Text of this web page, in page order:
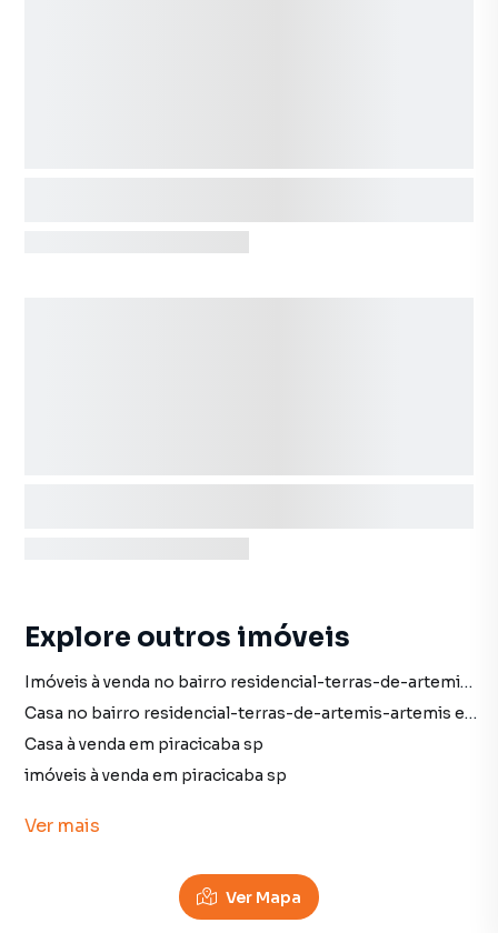
Explore outros imóveis
Imóveis à venda no bairro residencial-terras-de-artemis-artemis em piracicaba sp
Casa no bairro residencial-terras-de-artemis-artemis em piracicaba sp
Casa à venda em piracicaba sp
imóveis à venda em piracicaba sp
Terreno em piracicaba sp
Ver mais
Ver Mapa